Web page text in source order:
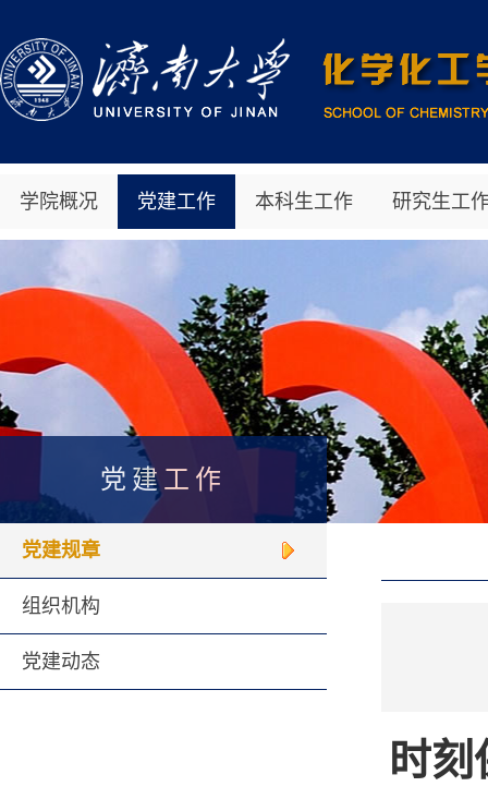
学院概况 党建工作 本科生工作 研究生工
党建工作
党建规章
组织机构
党建动态
时